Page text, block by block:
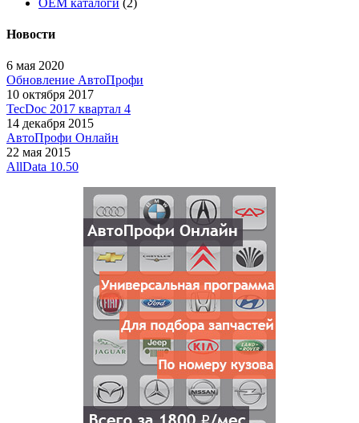
Новости
6 мая 2020
Обновление АвтоПрофи
10 октября 2017
TecDoc 2017 квартал 4
14 декабря 2015
АвтоПрофи Онлайн
22 мая 2015
AllData 10.50